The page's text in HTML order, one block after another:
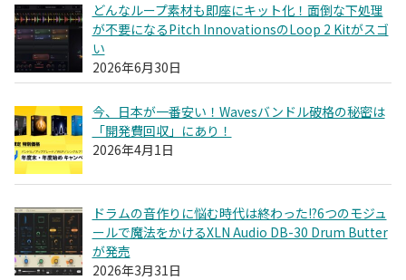
どんなループ素材も即座にキット化！面倒な下処理
が不要になるPitch InnovationsのLoop 2 Kitがスゴ
い
2026年6月30日
今、日本が一番安い！Wavesバンドル破格の秘密は
「開発費回収」にあり！
2026年4月1日
ドラムの音作りに悩む時代は終わった!?6つのモジュ
ールで魔法をかけるXLN Audio DB-30 Drum Butter
が発売
2026年3月31日